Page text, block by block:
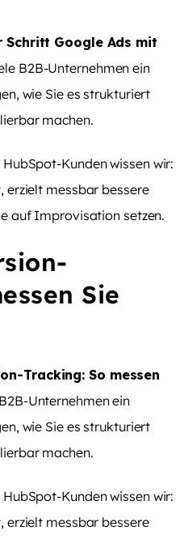
Schritt Google Ads mit
B2B-Unternehmen ein
wie Sie es strukturiert
machen.
Kunden wissen wir:
erzielt messbar bessere
auf Improvisation setzen.
Sie
Tracking: So messen
Unternehmen ein
wie Sie es strukturiert
machen.
Kunden wissen wir:
erzielt messbar bessere